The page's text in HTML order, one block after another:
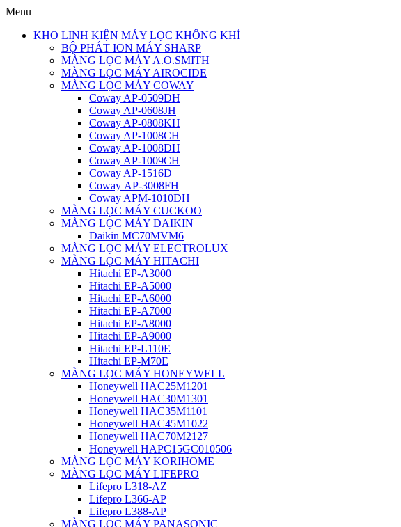
Menu
KHO LINH KIỆN MÁY LỌC KHÔNG KHÍ
BỘ PHÁT ION MÁY SHARP
MÀNG LỌC MÁY A.O.SMITH
MÀNG LỌC MÁY AIROCIDE
MÀNG LỌC MÁY COWAY
Coway AP-0509DH
Coway AP-0608JH
Coway AP-0808KH
Coway AP-1008CH
Coway AP-1008DH
Coway AP-1009CH
Coway AP-1516D
Coway AP-3008FH
Coway APM-1010DH
MÀNG LỌC MÁY CUCKOO
MÀNG LỌC MÁY DAIKIN
Daikin MC70MVM6
MÀNG LỌC MÁY ELECTROLUX
MÀNG LỌC MÁY HITACHI
Hitachi EP-A3000
Hitachi EP-A5000
Hitachi EP-A6000
Hitachi EP-A7000
Hitachi EP-A8000
Hitachi EP-A9000
Hitachi EP-L110E
Hitachi EP-M70E
MÀNG LỌC MÁY HONEYWELL
Honeywell HAC25M1201
Honeywell HAC30M1301
Honeywell HAC35M1101
Honeywell HAC45M1022
Honeywell HAC70M2127
Honeywell HAPC15GC010506
MÀNG LỌC MÁY KORIHOME
MÀNG LỌC MÁY LIFEPRO
Lifepro L318-AZ
Lifepro L366-AP
Lifepro L388-AP
MÀNG LỌC MÁY PANASONIC